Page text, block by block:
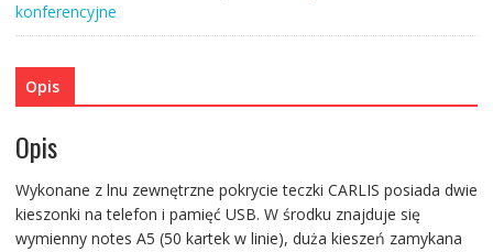
konferencyjne
Opis
Opis
Wykonane z lnu zewnętrzne pokrycie teczki CARLIS posiada dwie
kieszonki na telefon i pamięć USB. W środku znajduje się
wymienny notes A5 (50 kartek w linie), duża kieszeń zamykana